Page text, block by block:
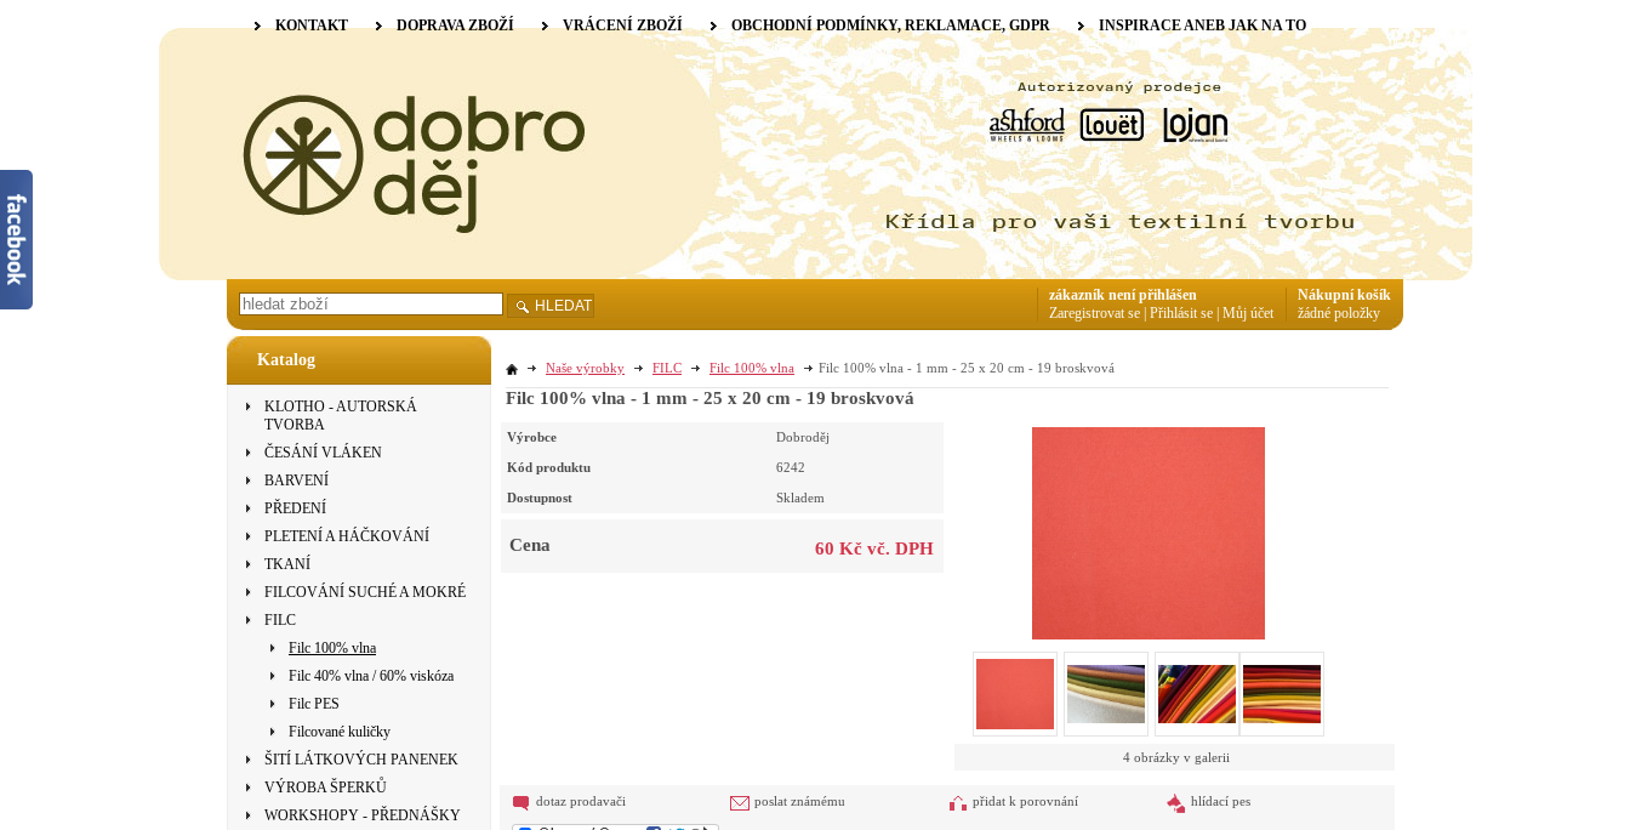
Katalog
KLOTHO - AUTORSKÁ
TVORBA
ČESÁNÍ VLÁKEN
BARVENÍ
PŘEDENÍ
PLETENÍ A HÁČKOVÁNÍ
TKANÍ
FILCOVÁNÍ SUCHÉ A MOKRÉ
FILC
Filc 100% vlna
Filc 40% vlna / 60% viskóza
Filc PES
Filcované kuličky
ŠITÍ LÁTKOVÝCH PANENEK
VÝROBA ŠPERKŮ
WORKSHOPY - PŘEDNÁŠKY
Naše výrobky FILC Filc 100% vlna Filc 100% vlna - 1 mm - 25 x 20 cm - 19 broskvová
Filc 100% vlna - 1 mm - 25 x 20 cm - 19 broskvová
Výrobce Dobroděj
Kód produktu 6242
Dostupnost Skladem
Cena 60 Kč vč. DPH
4 obrázky v galerii
dotaz prodavači poslat známému přidat k porovnání hlídací pes
KONTAKT DOPRAVA ZBOŽÍ VRÁCENÍ ZBOŽÍ OBCHODNÍ PODMÍNKY, REKLAMACE, GDPR INSPIRACE ANEB JAK NA TO
HLEDAT
Nákupní košík
žádné položky
zákazník není přihlášen
Zaregistrovat se Přihlásit se Můj účet